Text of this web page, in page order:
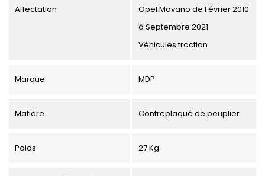
Affectation
Opel Movano de Février 2010
à Septembre 2021
Véhicules traction
Marque MDP
Matière Contreplaqué de peuplier
Poids 27 Kg